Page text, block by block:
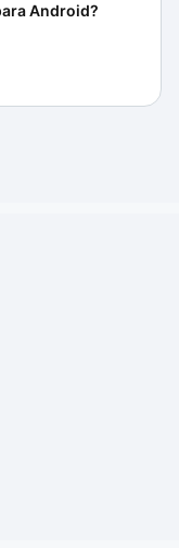
Android?